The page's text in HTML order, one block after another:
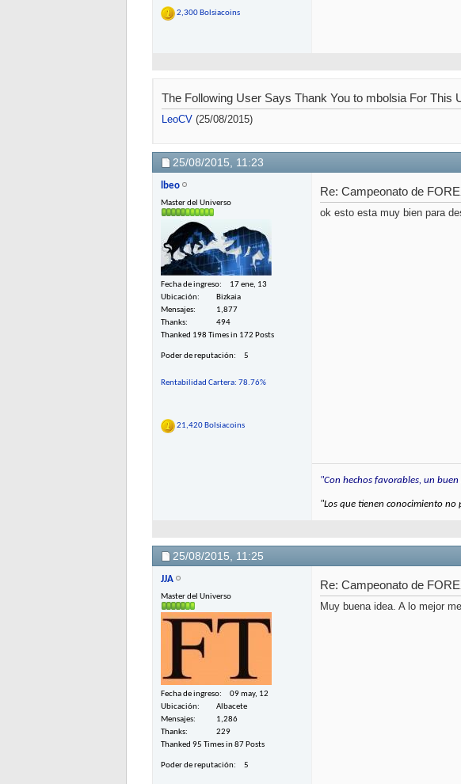
2,300 Bolsiacoins
The Following User Says Thank You to mbolsia For This
LeoCV (25/08/2015)
25/08/2015, 11:23
lbeo
Master del Universo
Fecha de ingreso
17 ene, 13
Ubicación
Bizkaia
Mensajes
1,877
Thanks
494
Thanked 198 Times in 172 Posts
Poder de reputación 5
Rentabilidad Cartera: 78.76%
21,420 Bolsiacoins
Re: Campeonato de
ok esto esta muy bien para
"Con hechos favorables, un
"Los que tienen conocimiento no
25/08/2015, 11:25
JJA
Master del Universo
Fecha de ingreso
09 may, 12
Ubicación
Albacete
Mensajes
1,286
Thanks
229
Thanked 95 Times in 87 Posts
Poder de reputación 5
Re: Campeonato de
Muy buena idea. A lo mejor